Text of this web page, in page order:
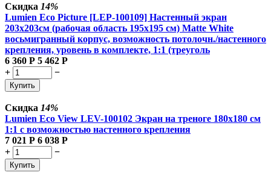
Скидка 14%
Lumien Eco Picture [LEP-100109] Настенный экран
203х203см (рабочая область 195х195 см) Matte White
восьмигранный корпус, возможность потолочн./настенного
крепления, уровень в комплекте, 1:1 (треуголь
6 360 Р 5 462 Р
+
−
Купить
Скидка 14%
Lumien Eco View LEV-100102 Экран на треноге 180x180 см
1:1 с возможностью настенного крепления
7 021 Р 6 038 Р
+
−
Купить